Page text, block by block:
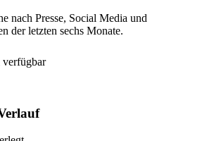
nach Presse, Social Media und
der letzten sechs Monate.